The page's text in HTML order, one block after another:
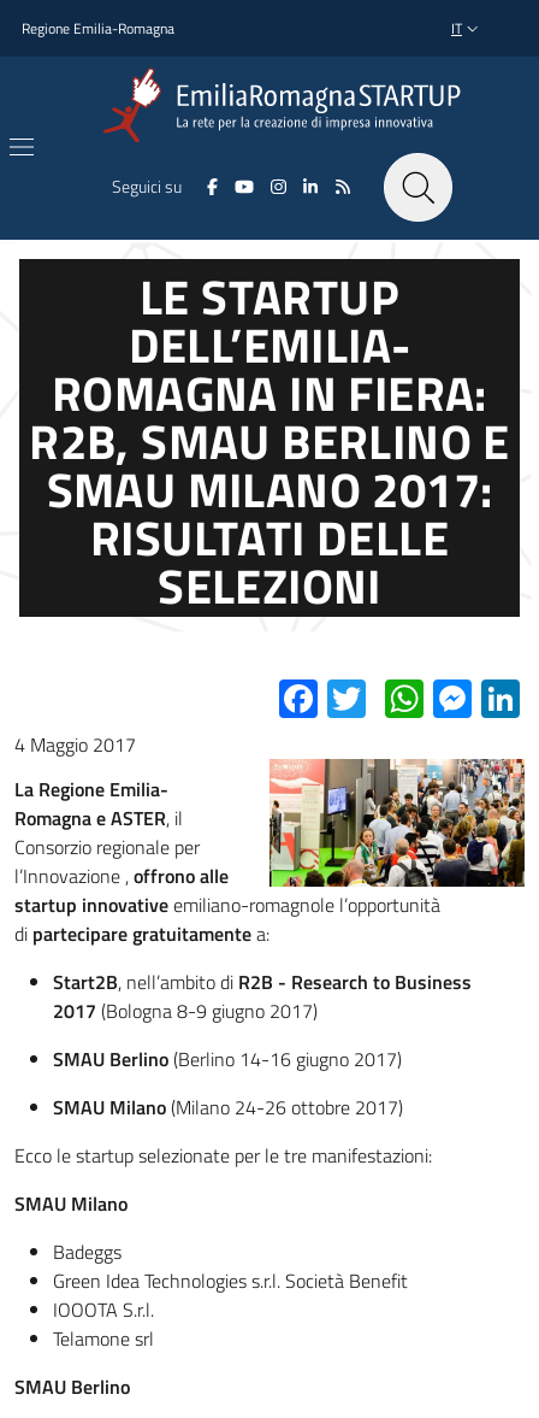
Regione Emilia-Romagna SELETTORE
IT
Seguici su
LE STARTUP
DELL’EMILIA-
ROMAGNA IN FIERA:
R2B, SMAU BERLINO E
SMAU MILANO 2017:
RISULTATI DELLE
SELEZIONI
Facebook
Twitter
4 Maggio 2017
La Regione Emilia-
Romagna e ASTER, il
Consorzio regionale per
l’Innovazione ,offrono alle
startup innovativeemiliano-romagnole l’opportunità
di partecipare gratuitamentea:
Start2B, nell’ambito di R2B - Research to Business
2017 (Bologna 8-9 giugno 2017)
SMAU Berlino(Berlino 14-16 giugno 2017)
SMAU Milano(Milano 24-26 ottobre 2017)
Ecco le startup selezionate per le tre manifestazioni:
SMAU Milano
Badeggs
Green Idea Technologies s.r.l. Società Benefit
IOOOTA S.r.l.
Telamone srl
SMAU Berlino